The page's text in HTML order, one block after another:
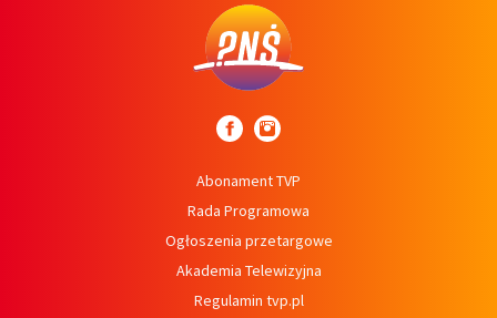
Abonament TVP
Rada Programowa
Ogłoszenia przetargowe
Akademia Telewizyjna
Regulamin tvp.pl